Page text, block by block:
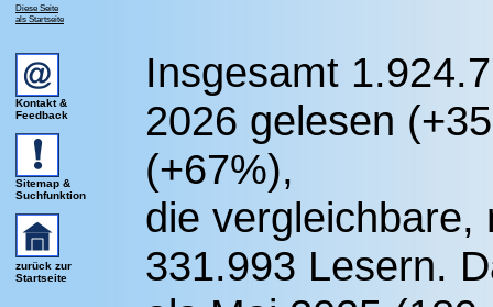
Diese Seite
als Startseite
Kontakt &
Feedback
Sitemap &
Suchfunktion
zurück zur
Startseite
Insgesamt
2026 gelesen
(+67%),
die vergleichbare,
331.993 Lesern.